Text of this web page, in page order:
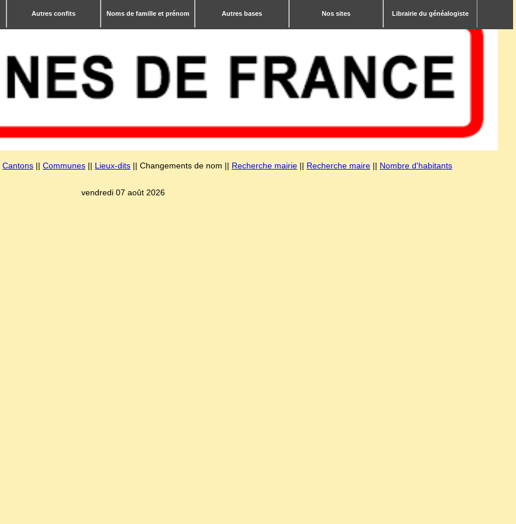
Autres confits Noms de famille et prénom Autres bases Nos sites Librairie du généalogiste
Cantons || Communes || Lieux-dits || Changements de nom || Recherche mairie || Recherche maire || Nombre d'habitants
vendredi 07 août 2026